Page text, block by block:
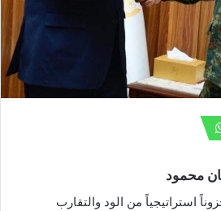
محمود
استراتيجياً من الود والتقارب